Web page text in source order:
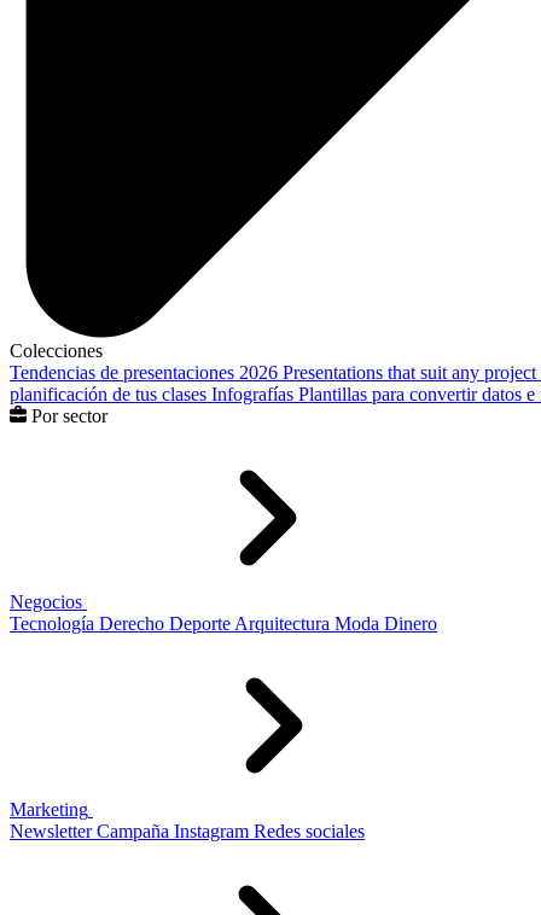
Colecciones
Tendencias de presentaciones 2026 Presentations that suit any project
planificación de tus clases Infografías Plantillas para convertir datos
Por sector
Negocios
Tecnología Derecho Deporte Arquitectura Moda Dinero
Marketing
Newsletter Campaña Instagram Redes sociales